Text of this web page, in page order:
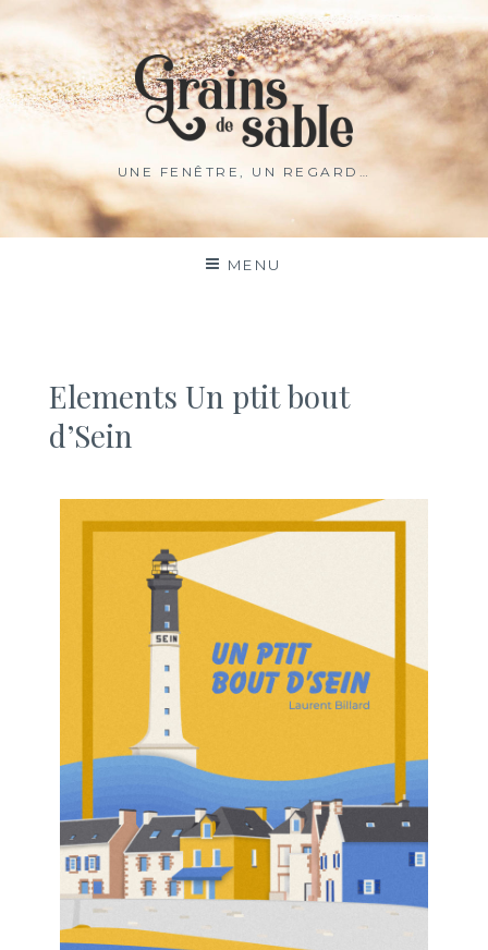
UNE FENÊTRE, UN REGARD…
MENU
Elements Un ptit bout
d’Sein